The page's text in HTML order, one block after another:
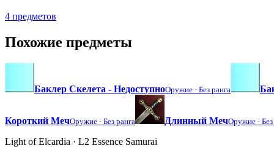
4 предметов
Похожие предметы
Баклер Скелета - НедоступноОружие · Без ранга
Короткий МечОружие · Без ранга Длинный МечОружие ·
Light of Elcardia · L2 Essence Samurai